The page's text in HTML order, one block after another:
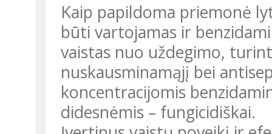
Kaip papildoma priemonė
būti vartojamas ir
vaistas nuo uždegimo,
nuskausminamąjį bei
koncentracijomis
didesnėmis – fungicidiškai.